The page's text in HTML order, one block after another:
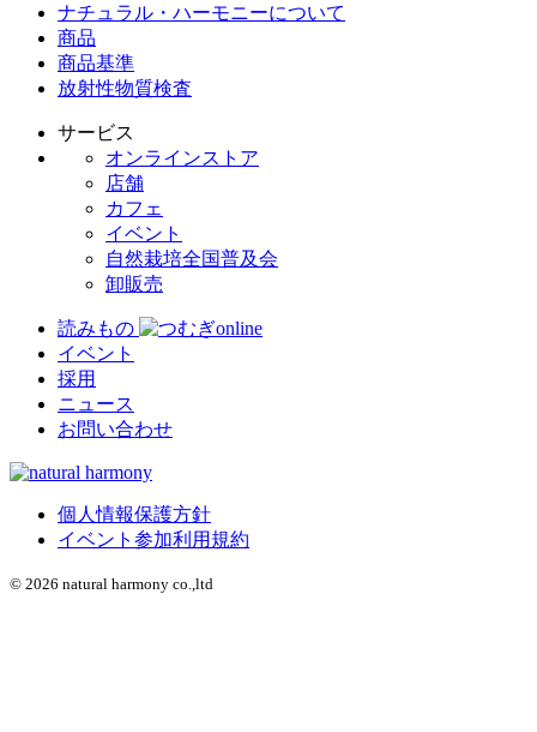
ナチュラル・ハーモニーについて
商品
商品基準
放射性物質検査
サービス
オンラインストア
店舗
カフェ
イベント
自然栽培全国普及会
卸販売
読みもの
イベント
採用
ニュース
お問い合わせ
個人情報保護方針
イベント参加利用規約
© 2026 natural harmony co.,ltd